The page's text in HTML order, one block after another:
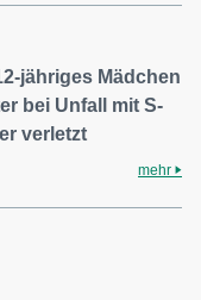
jähriges Mädchen
bei Unfall mit S-
verletzt
mehr